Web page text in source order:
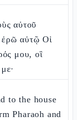
αὐτοῦ
αὐτῷ Οἱ
μου, οἳ
to the house
Pharaoh and